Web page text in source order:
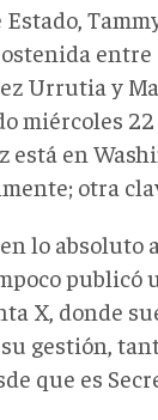
entre
Urrutia y
miércoles
está en
otra
lo absoluto
publicó
X, donde
gestión,
que es